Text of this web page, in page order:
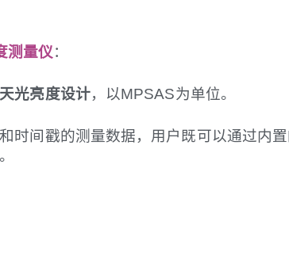
测量仪：
光亮度设计，以MPSAS为单位。
时间戳的测量数据，用户既可以通过内